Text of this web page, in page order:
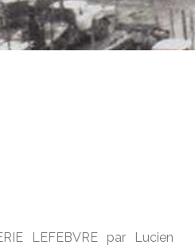
LEFEBVRE par Lucien